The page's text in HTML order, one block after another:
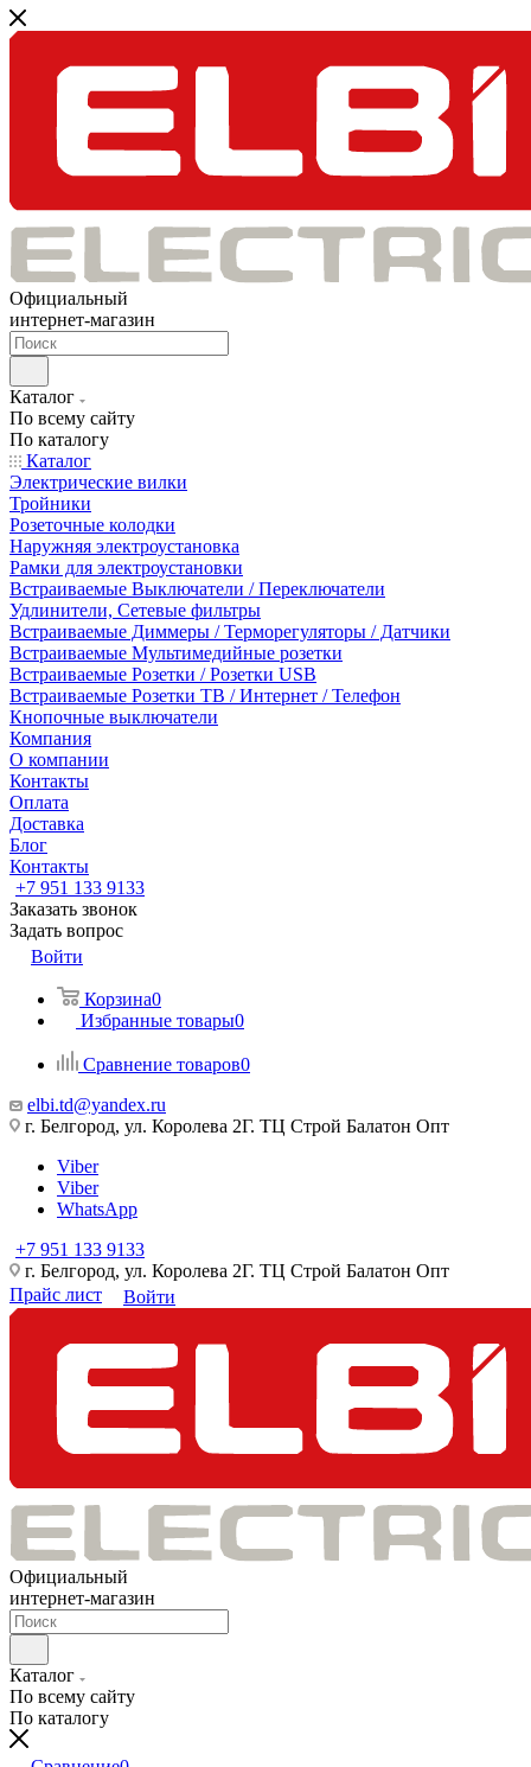
Официальный
интернет-магазин
Каталог
По всему сайту
По каталогу
Каталог
Электрические вилки
Тройники
Розеточные колодки
Наружняя электроустановка
Рамки для электроустановки
Встраиваемые Выключатели / Переключатели
Удлинители, Сетевые фильтры
Встраиваемые Диммеры / Терморегуляторы / Датчики
Встраиваемые Мультимедийные розетки
Встраиваемые Розетки / Розетки USB
Встраиваемые Розетки ТВ / Интернет / Телефон
Кнопочные выключатели
Компания
О компании
Контакты
Оплата
Доставка
Блог
Контакты
+7 951 133 9133
Заказать звонок
Задать вопрос
Войти
Корзина0
Избранные товары0
Сравнение товаров0
elbi.td@yandex.ru
г. Белгород, ул. Королева 2Г. ТЦ Строй Балатон Опт
Viber
Viber
WhatsApp
+7 951 133 9133
г. Белгород, ул. Королева 2Г. ТЦ Строй Балатон Опт
Прайс лист
Войти
Официальный
интернет-магазин
Каталог
По всему сайту
По каталогу